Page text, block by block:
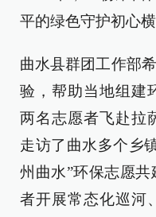
平的绿色守护初心
曲水县群团工作部
验，帮助当地组建
两名志愿者飞赴拉
走访了曲水多个乡
州曲水”环保志愿
者开展常态化巡河